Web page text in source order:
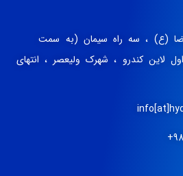
رضا (ع) ، سه راه سیمان (به سمت
لاین کندرو ، شهرک ولیعصر ، انتهای